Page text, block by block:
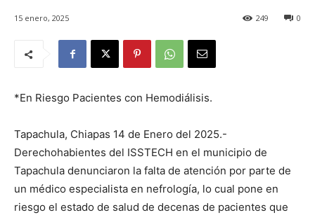
15 enero, 2025 0
249
*En Riesgo Pacientes con Hemodiálisis.
Tapachula, Chiapas 14 de Enero del 2025.-
Derechohabientes del ISSTECH en el municipio de
Tapachula denunciaron la falta de atención por parte de
un médico especialista en nefrología, lo cual pone en
riesgo el estado de salud de decenas de pacientes que